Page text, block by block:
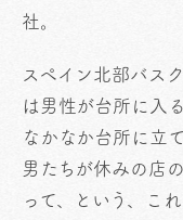
社。
スペイン北部バス
は男性が台所に入
なかなか台所に立
男たちが休みの店
って、という、こ